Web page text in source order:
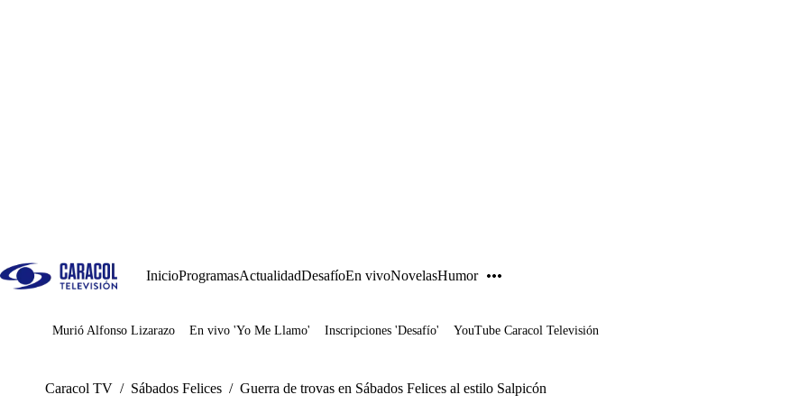
InicioProgramasActualidadDesafíoEn vivoNovelasHumor
Juegos
Murió Alfonso Lizarazo En vivo 'Yo Me Llamo' Inscripciones 'Desafío' YouTube Caracol Televisión
Caracol TV / Sábados Felices / Guerra de trovas en Sábados Felices al estilo Salpicón